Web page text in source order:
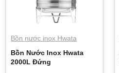
Bồn nước inox Hwata
Bồn Nước Inox Hwata
2000L Đứng